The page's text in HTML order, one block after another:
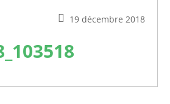
19 décembre 2018